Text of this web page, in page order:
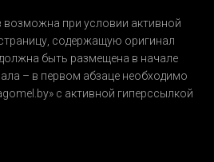
возможна при условии активной
содержащую оригинал
быть размещена в начале
– в первом абзаце необходимо
с активной гиперссылкой